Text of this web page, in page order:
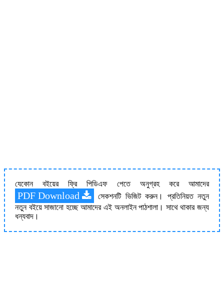
যেকোন বইয়ের ফ্রি পিডিএফ পেতে অনুগ্রহ করে আমাদের
PDF Download
সেকশনটি ভিজিট করুন। প্রতিনিয়ত নতুন
নতুন বইয়ে সাজানো হচ্ছে আমাদের এই অনলাইন পাঠশালা। সাথে থাকার জন্য
ধন্যবাদ।